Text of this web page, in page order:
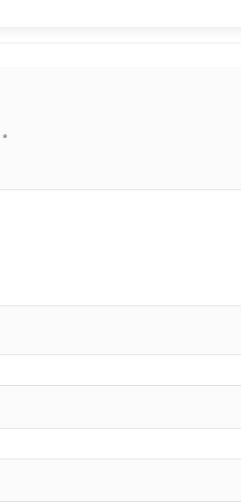
*